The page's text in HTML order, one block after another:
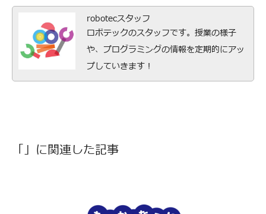
robotecスタッフ
ロボテックのスタッフです。授業の様子
や、プログラミングの情報を定期的にアッ
プしていきます！
「」に関連した記事